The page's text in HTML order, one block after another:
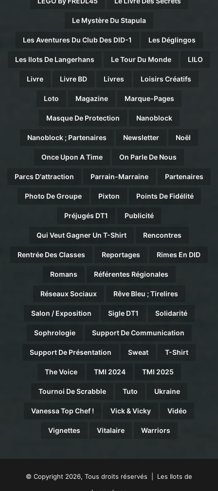
Le Mystère Du Stapula
Les Aventures Du Club Des DID-1 Les Déglingos
Les Ilots De Langerhans Le Tour Du Monde LILO
Livre Livre BD Livres Loisirs Créatifs
Loto Magazine Marque-Pages
Masque De Protection Nanoblock
Nanoblock ; Partenaires Newsletter Noël
Once Upon A Time On Parle De Nous
Parcs D'attraction Parrain-Marraine Partenaires
Photo De Groupe Pixton Points De Fidélité
Préjugés DT1 Publicité
Qui Veut Gagner Un T-Shirt Rencontres
Rentrée Des Classes Reportages Rimes En DID
Romans Référentes Régionales
Réseaux Sociaux Rêve Bleu ; Tirelires
Salon / Exposition Sigle DT1 Solidarité
Sophrologie Support De Communication
Support De Présentation Sweat T-Shirt
The Voice TMI 2024 TMI 2025
Tournoi De Scrabble Tuto Ukraine
Vanessa Top Chef ! Vick & Vicky Vidéo
Vignettes Vitalaire Warriors
© Copyright 2026, Tous droits réservés | Les Ilots de